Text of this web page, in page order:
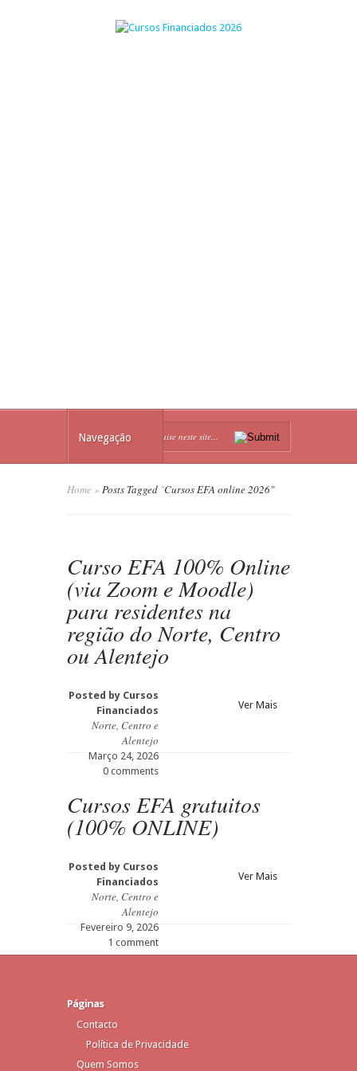
Navegação
Home » Posts Tagged "Cursos EFA online 2026"
Curso EFA 100% Online
(via Zoom e Moodle)
para residentes na
região do Norte, Centro
ou Alentejo
Posted by Cursos
Financiados
Norte, Centro e
Alentejo
Março 24, 2026
0 comments
Ver Mais
Cursos EFA gratuitos
(100% ONLINE)
Posted by Cursos
Financiados
Norte, Centro e
Alentejo
Fevereiro 9, 2026
1 comment
Ver Mais
Páginas
Contacto
Política de Privacidade
Quem Somos